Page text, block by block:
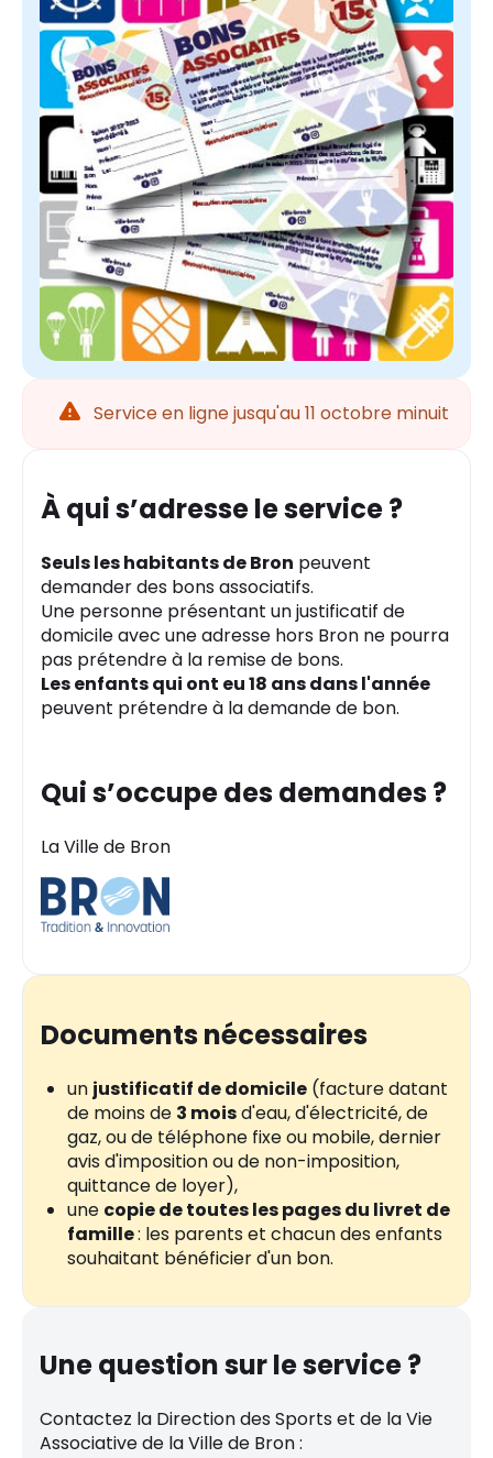
Attention
Service en ligne jusqu'au 11 octobre minuit
À qui s’adresse le service ?
Seuls les habitants de Bron peuvent
demander des bons associatifs.
Une personne présentant un justificatif de
domicile avec une adresse hors Bron ne pourra
pas prétendre à la remise de bons.
Les enfants qui ont eu 18 ans dans l'année
peuvent prétendre à la demande de bon.
Qui s’occupe des demandes ?
La Ville de Bron
Documents nécessaires
un justificatif de domicile (facture datant
de moins de 3 moisd'eau, d'électricité, de
gaz, ou de téléphone fixe ou mobile, dernier
avis d'imposition ou de non-imposition,
quittance de loyer),
une copie de toutes les pages du livret de
famille: les parents et chacun des enfants
souhaitant bénéficier d'un bon.
Une question sur le service ?
Contactez la Direction des Sports et de la Vie
Associative de la Ville de Bron :